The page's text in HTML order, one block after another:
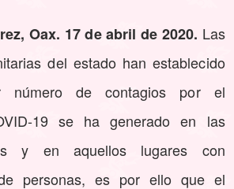
Oax. 17 de abril de 2020. Las
del estado han establecido
número de contagios por el
19 se ha generado en las
y en aquellos lugares con
personas, es por ello que el